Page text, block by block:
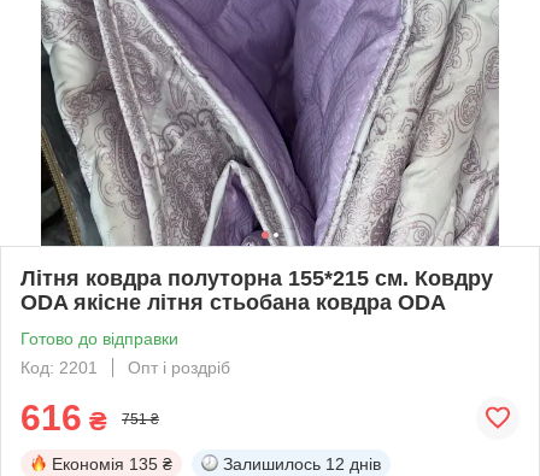
Літня ковдра полуторна 155*215 см. Ковдру
ODA якісне літня стьобана ковдра ODA
Готово до відправки
Код: 2201
Опт і роздріб
616 ₴ 751 ₴
Економія 135 ₴ Залишилось 12 днів